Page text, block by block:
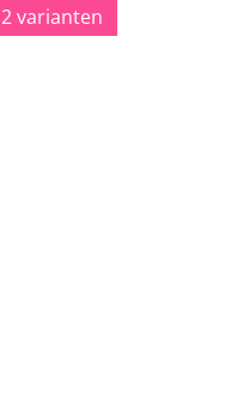
2 varianten